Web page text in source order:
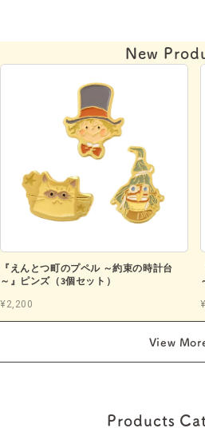
New
『えんとつ町のプペル ～約束の時計台
～』ピンズ（3個セット）
¥2,200
View
Products